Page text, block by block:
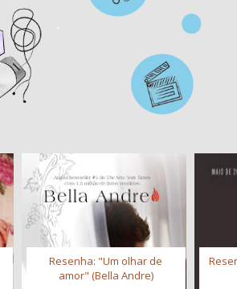
Resenha: "Um olhar de
amor" (Bella Andre)